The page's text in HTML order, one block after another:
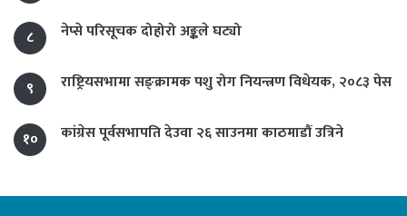
८ नेप्से परिसूचक दोहोरो अङ्कले घट्यो
९ राष्ट्रियसभामा सङ्क्रामक पशु रोग नियन्त्रण विधेयक, २०८३ पेस
१० कांग्रेस पूर्वसभापति देउवा २६ साउनमा काठमाडौं उत्रिने